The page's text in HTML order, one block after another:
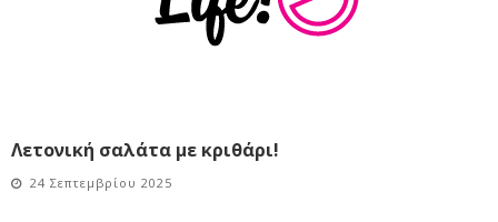
Λετονική σαλάτα με κριθάρι!
24 Σεπτεμβρίου 2025